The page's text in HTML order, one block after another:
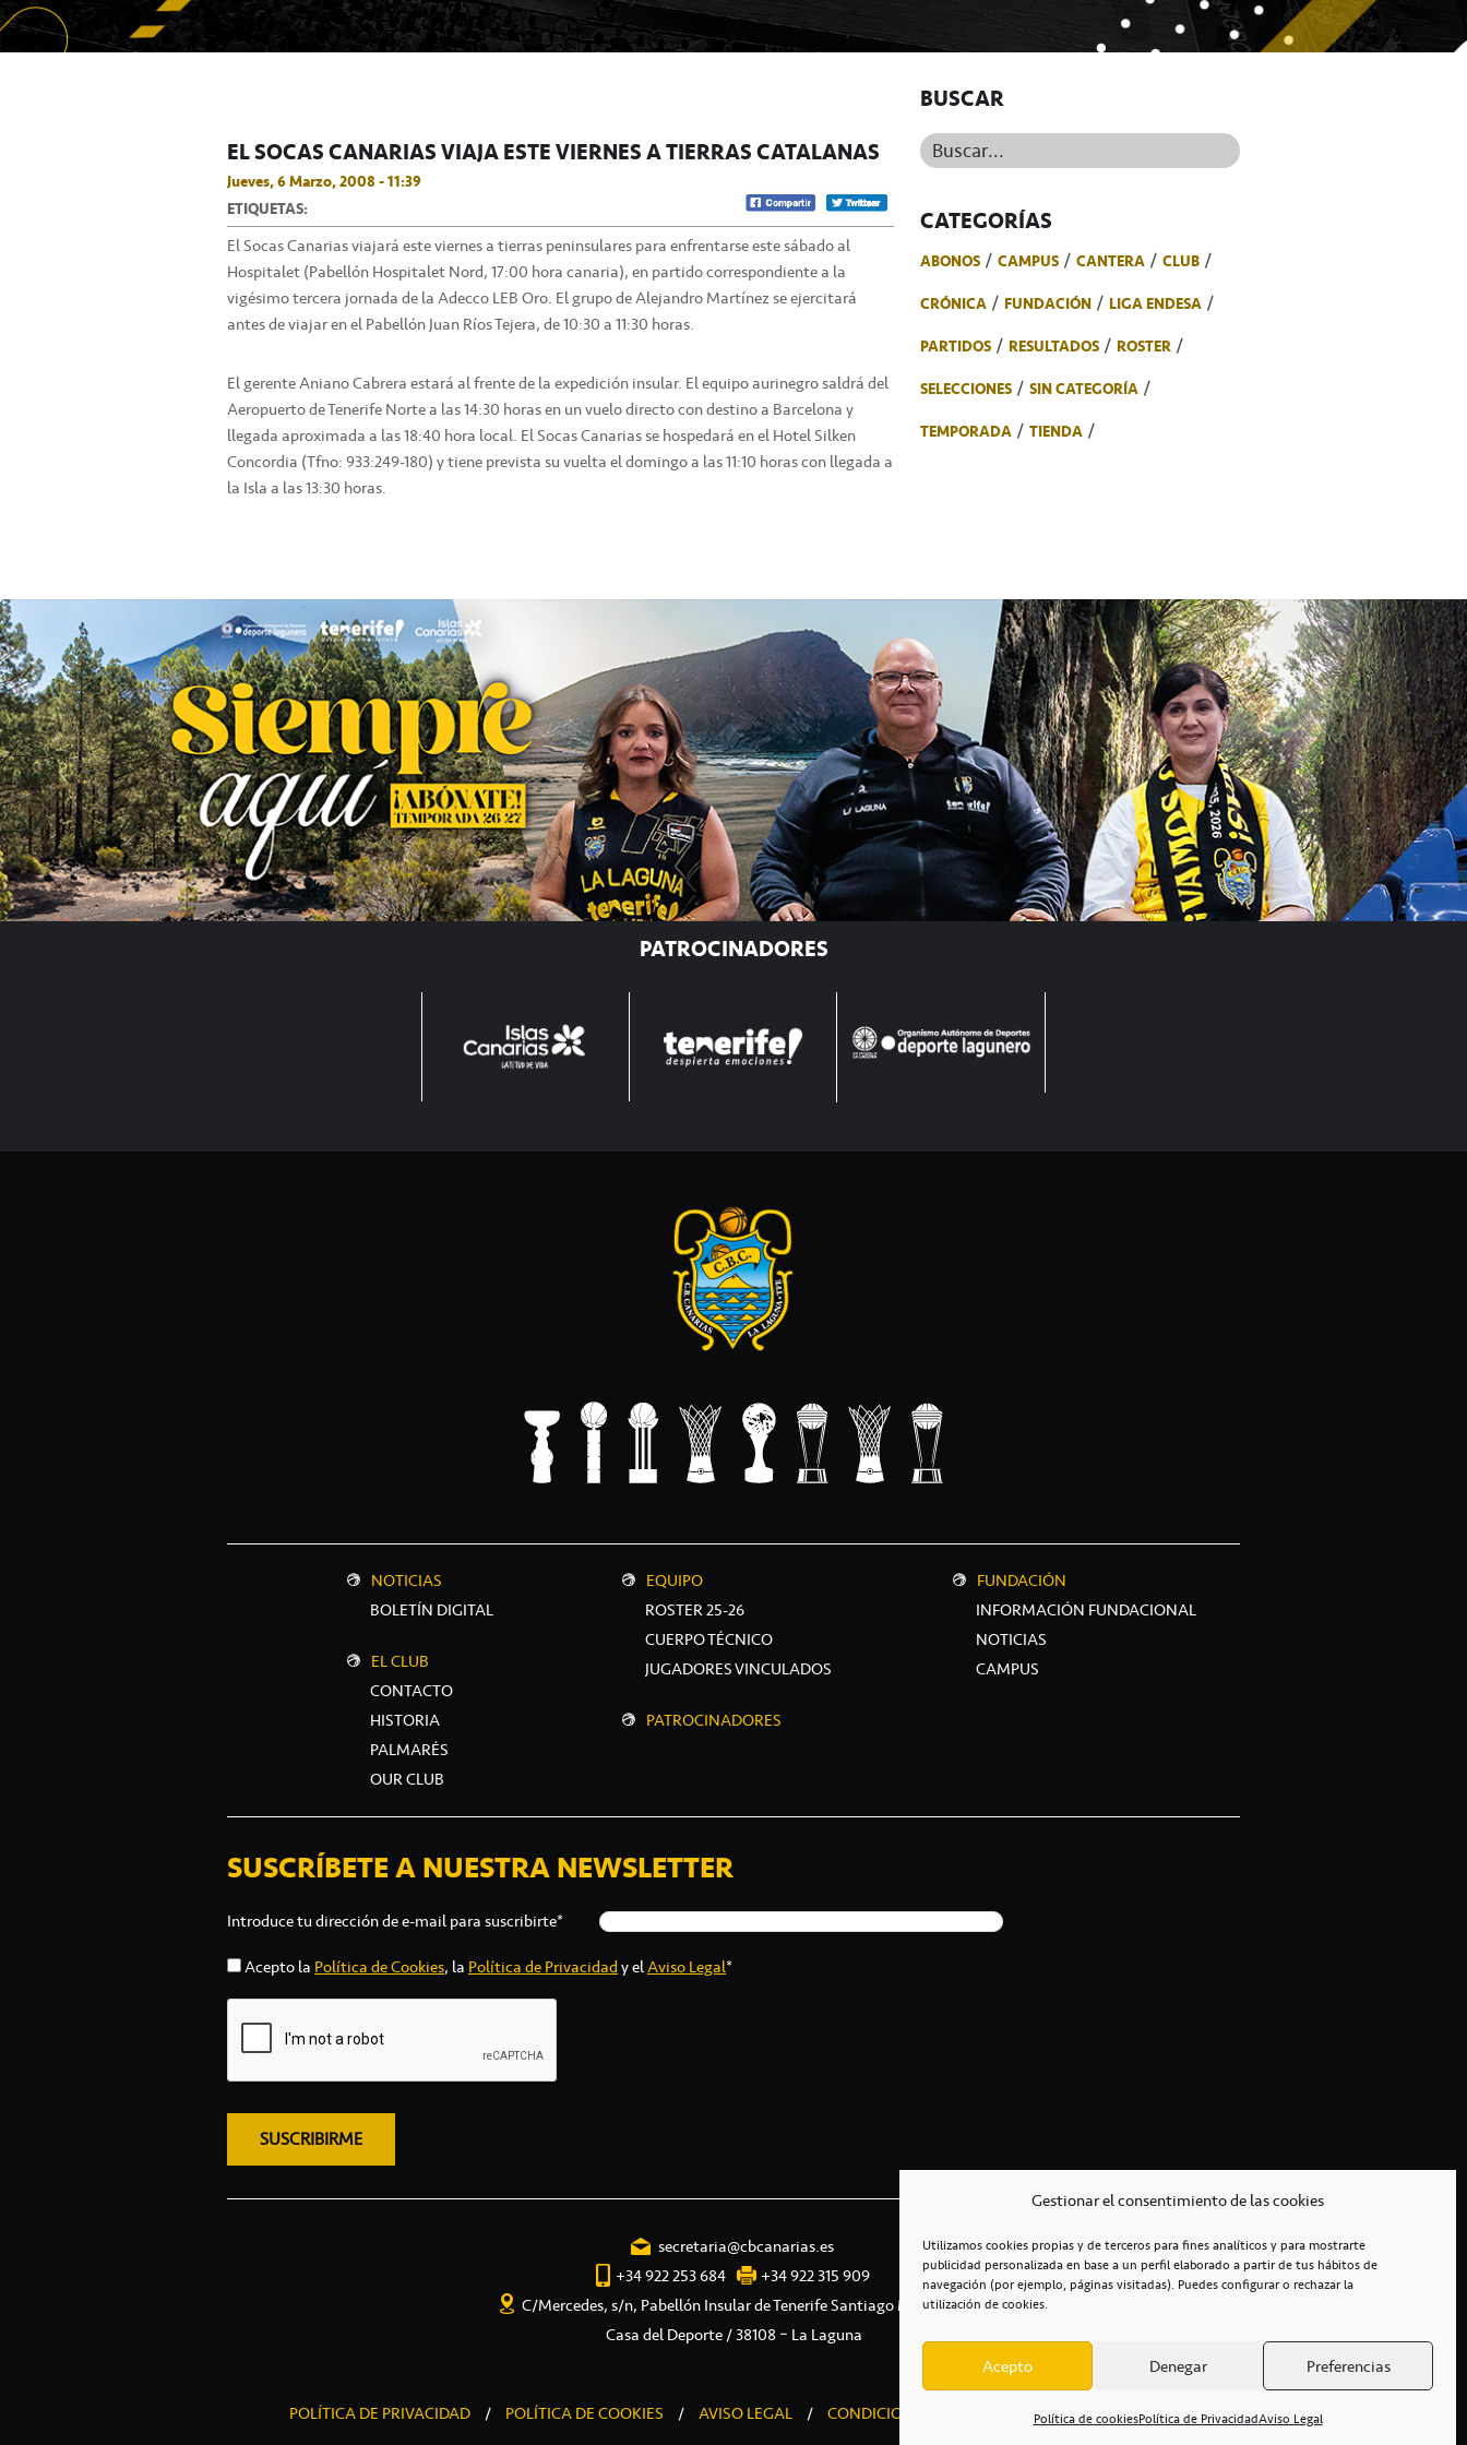
Gestionar el consentimiento de las cookies
Utilizamos cookies propias y de terceros para fines analíticos y para mostrarte
publicidad personalizada en base a un perfil elaborado a partir de tus hábitos de
navegación (por ejemplo, páginas visitadas). Puedes configurar o rechazar la
utilización de cookies.
Acepto Denegar Preferencias
Política de cookiesPolítica de PrivacidadAviso Legal
EL SOCAS CANARIAS VIAJA ESTE VIERNES A TIERRAS CATALANAS
Jueves, 6 Marzo, 2008 - 11:39
ETIQUETAS:
El Socas Canarias viajará este viernes a tierras peninsulares para enfrentarse este sábado al
Hospitalet (Pabellón Hospitalet Nord, 17:00 hora canaria), en partido correspondiente a la
vigésimo tercera jornada de la Adecco LEB Oro. El grupo de Alejandro Martínez se ejercitará
antes de viajar en el Pabellón Juan Ríos Tejera, de 10:30 a 11:30 horas.
El gerente Aniano Cabrera estará al frente de la expedición insular. El equipo aurinegro saldrá del
Aeropuerto de Tenerife Norte a las 14:30 horas en un vuelo directo con destino a Barcelona y
llegada aproximada a las 18:40 hora local. El Socas Canarias se hospedará en el Hotel Silken
Concordia (Tfno: 933:249-180) y tiene prevista su vuelta el domingo a las 11:10 horas con llegada a
la Isla a las 13:30 horas.
BUSCAR
Buscar...
CATEGORÍAS
ABONOS CAMPUS CANTERA
CLUB
CRÓNICA
FUNDACIÓN
LIGA ENDESA
PARTIDOS
RESULTADOS
ROSTER
SELECCIONES
SIN CATEGORÍA
TEMPORADA
TIENDA
PATROCINADORES
NOTICIAS
BOLETÍN DIGITAL
EL CLUB
CONTACTO
HISTORIA
PALMARÉS
OUR CLUB
EQUIPO
ROSTER 25-26
CUERPO TÉCNICO
JUGADORES VINCULADOS
PATROCINADORES
FUNDACIÓN
INFORMACIÓN FUNDACIONAL
NOTICIAS
CAMPUS
SUSCRÍBETE A NUESTRA NEWSLETTER
Introduce tu dirección de e-mail para suscribirte*
Acepto la Política de Cookies, la Política de Privacidady elAviso Legal*
secretaria@cbcanarias.es
+34 922 253 684
+34 922 315 909
C/Mercedes, s/n, Pabellón Insular de Tenerife Santiago Martín
Casa del Deporte / 38108 – La Laguna
POLÍTICA DE PRIVACIDAD / POLÍTICA DE COOKIES / AVISO LEGAL / CONDICIONES COMERCIALES / ACCESIBILIDAD